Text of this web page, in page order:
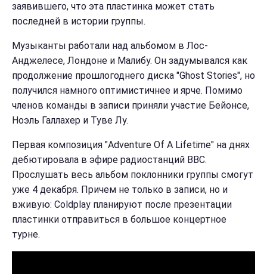
заявившего, что эта пластинка может стать
последней в истории группы.
Музыканты работали над альбомом в Лос-
Анджелесе, Лондоне и Малибу. Он задумывался как
продолжение прошлогоднего диска "Ghost Stories", но
получился намного оптимистичнее и ярче. Помимо
членов команды в записи приняли участие Бейонсе,
Ноэль Галлахер и Туве Лу.
Первая композиция "Adventure Of A Lifetime" на днях
дебютировала в эфире радиостанций BBC.
Прослушать весь альбом поклонники группы смогут
уже 4 декабря. Причем не только в записи, но и
вживую: Coldplay планируют после презентации
пластинки отправиться в большое концертное
турне.